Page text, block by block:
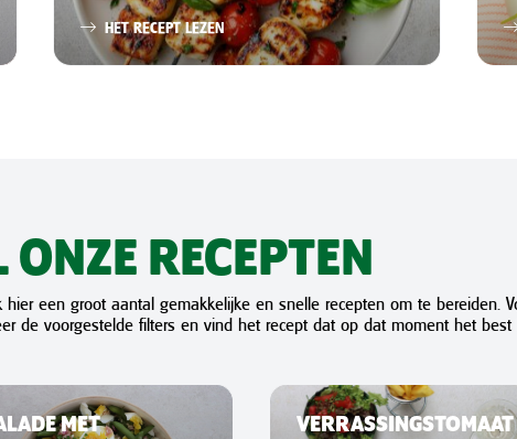
HET RECEPT LEZEN
ONZE RECEPTEN
hier een groot aantal gemakkelijke en snelle recepten om te bereiden.
de voorgestelde filters en vind het recept dat op dat moment het
MET
VERRASSINGSTOMAAT